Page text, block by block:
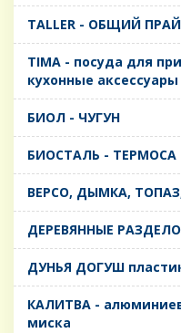
TALLER - ОБЩИЙ
TIMA - посуда для
кухонные аксессуары
БИОЛ - ЧУГУН
БИОСТАЛЬ - ТЕРМОСА
ВЕРСО, ДЫМКА,
ДЕРЕВЯННЫЕ
ДУНЬЯ ДОГУШ
КАЛИТВА -
миска